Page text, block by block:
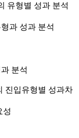
유형별 성과 분석
과 성과 분석
분석
진입유형별 성과차
성